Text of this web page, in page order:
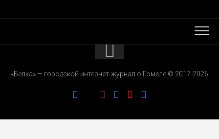
РЕКЛАМОДАТЕЛЯМ
«Белка» — городской интернет-журнал о Гомеле © 2017-2026